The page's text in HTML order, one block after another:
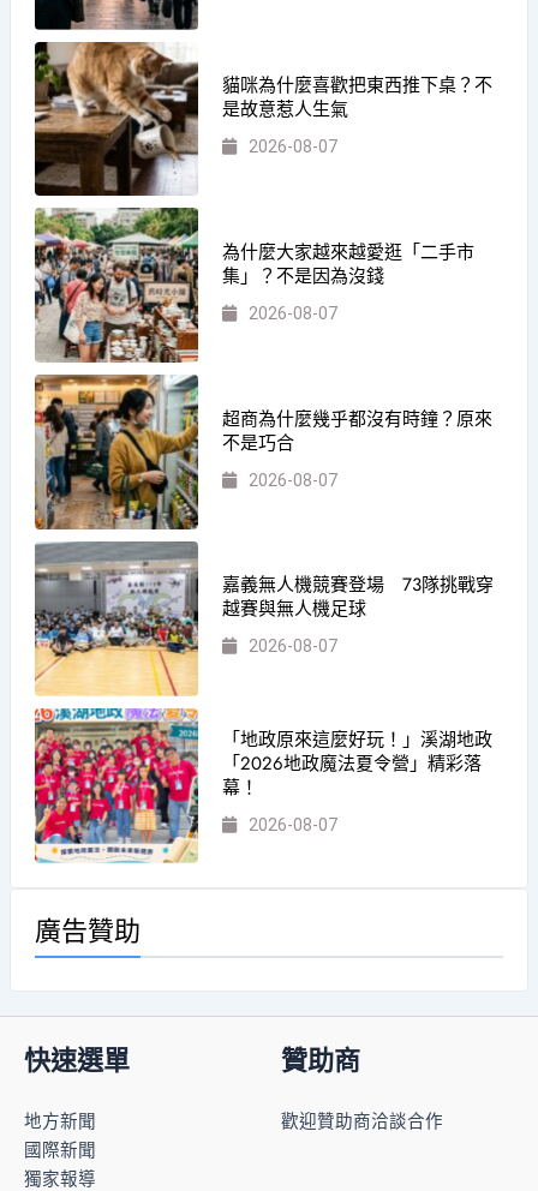
貓咪為什麼喜歡把東西推下桌？不
是故意惹人生氣
2026-08-07
為什麼大家越來越愛逛「二手市
集」？不是因為沒錢
2026-08-07
超商為什麼幾乎都沒有時鐘？原來
不是巧合
2026-08-07
嘉義無人機競賽登場 73隊挑戰穿
越賽與無人機足球
2026-08-07
「地政原來這麼好玩！」溪湖地政
「2026地政魔法夏令營」精彩落
幕！
2026-08-07
廣告贊助
快速選單
地方新聞
國際新聞
獨家報導
贊助商
歡迎贊助商洽談合作